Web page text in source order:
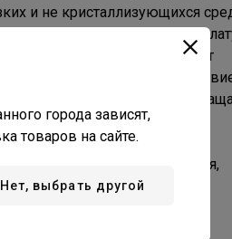
и не кристаллизующихся
из стали, механизм — из
элемента от
Бурдона. Под
специального механизма
водоснабжение, вентиляция,
города зависят,
товаров на сайте.
Нет, выбрать другой